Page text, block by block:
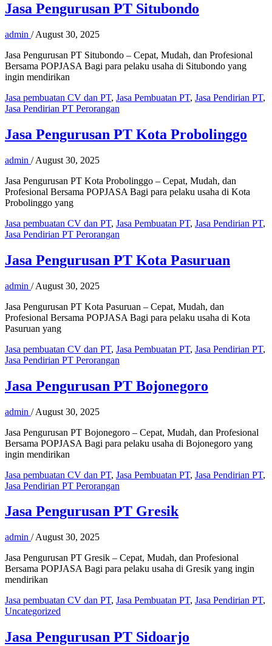
Jasa Pengurusan PT Situbondo
admin /August 30, 2025
Jasa Pengurusan PT Situbondo – Cepat, Mudah, dan Profesional
Bersama POPJASA Bagi para pelaku usaha di Situbondo yang
ingin mendirikan
Jasa pembuatan CV dan PT, Jasa Pembuatan PT, Jasa Pendirian PT,
Jasa Pendirian PT Perorangan
Jasa Pengurusan PT Kota Probolinggo
admin /August 30, 2025
Jasa Pengurusan PT Kota Probolinggo – Cepat, Mudah, dan
Profesional Bersama POPJASA Bagi para pelaku usaha di Kota
Probolinggo yang
Jasa pembuatan CV dan PT, Jasa Pembuatan PT, Jasa Pendirian PT,
Jasa Pendirian PT Perorangan
Jasa Pengurusan PT Kota Pasuruan
admin /August 30, 2025
Jasa Pengurusan PT Kota Pasuruan – Cepat, Mudah, dan
Profesional Bersama POPJASA Bagi para pelaku usaha di Kota
Pasuruan yang
Jasa pembuatan CV dan PT, Jasa Pembuatan PT, Jasa Pendirian PT,
Jasa Pendirian PT Perorangan
Jasa Pengurusan PT Bojonegoro
admin /August 30, 2025
Jasa Pengurusan PT Bojonegoro – Cepat, Mudah, dan Profesional
Bersama POPJASA Bagi para pelaku usaha di Bojonegoro yang
ingin mendirikan
Jasa pembuatan CV dan PT, Jasa Pembuatan PT, Jasa Pendirian PT,
Jasa Pendirian PT Perorangan
Jasa Pengurusan PT Gresik
admin /August 30, 2025
Jasa Pengurusan PT Gresik – Cepat, Mudah, dan Profesional
Bersama POPJASA Bagi para pelaku usaha di Gresik yang ingin
mendirikan
Jasa pembuatan CV dan PT, Jasa Pembuatan PT, Jasa Pendirian PT,
Uncategorized
Jasa Pengurusan PT Sidoarjo